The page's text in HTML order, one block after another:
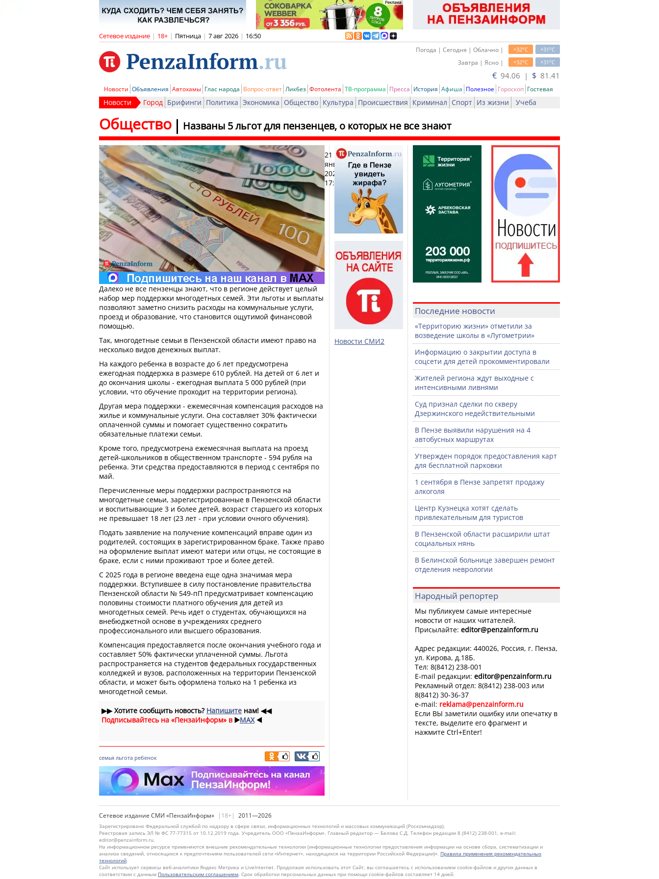
Сетевое издание | 18+ | Пятница | 7 авг 2026 | 16:50
+31oC
+32oC
Погода | Сегодня | Облачно |
+31oC
+32oC
Завтра | Ясно |
€ 94.06 | $ 81.41
Новости Объявления Автохамы Глас народа Вопрос-ответ Ликбез Фотолента ТВ-программа Пресса История Афиша Полезное Гороскоп Гостевая
Новости Город Брифинги Политика Экономика Общество Культура Происшествия Криминал Спорт Из жизни Учеба
Названы 5 льгот для пензенцев, о которых не все знают
Общество
21
января
2026,
17:34
Печать
Далеко не все пензенцы знают, что в регионе действует целый
набор мер поддержки многодетных семей. Эти льготы и выплаты
позволяют заметно снизить расходы на коммунальные услуги,
проезд и образование, что становится ощутимой финансовой
помощью.
Так, многодетные семьи в Пензенской области имеют право на
несколько видов денежных выплат.
На каждого ребенка в возрасте до 6 лет предусмотрена
ежегодная поддержка в размере 610 рублей. На детей от 6 лет и
до окончания школы - ежегодная выплата 5 000 рублей (при
условии, что обучение проходит на территории региона).
Другая мера поддержки - ежемесячная компенсация расходов на
жилье и коммунальные услуги. Она составляет 30% фактически
оплаченной суммы и помогает существенно сократить
обязательные платежи семьи.
Кроме того, предусмотрена ежемесячная выплата на проезд
детей-школьников в общественном транспорте - 594 рубля на
ребенка. Эти средства предоставляются в период с сентября по
май.
Перечисленные меры поддержки распространяются на
многодетные семьи, зарегистрированные в Пензенской области
и воспитывающие 3 и более детей, возраст старшего из которых
не превышает 18 лет (23 лет - при условии очного обучения).
Подать заявление на получение компенсаций вправе один из
родителей, состоящих в зарегистрированном браке. Также право
на оформление выплат имеют матери или отцы, не состоящие в
браке, если с ними проживают трое и более детей.
С 2025 года в регионе введена еще одна значимая мера
поддержки. Вступившее в силу постановление правительства
Пензенской области № 549-пП предусматривает компенсацию
половины стоимости платного обучения для детей из
многодетных семей. Речь идет о студентах, обучающихся на
внебюджетной основе в учреждениях среднего
профессионального или высшего образования.
Компенсация предоставляется после окончания учебного года и
составляет 50% фактически уплаченной суммы. Льгота
распространяется на студентов федеральных государственных
колледжей и вузов, расположенных на территории Пензенской
области, и может быть оформлена только на 1 ребенка из
многодетной семьи.
▶▶Хотите сообщить новость? Напишите нам! ◀◀
Подписывайтесь на «ПензаИнформ» в ▶️MAX ◀️
семья льгота ребенок
Новости СМИ2
Последние новости
«Территорию жизни» отметили за
возведение школы в «Лугометрии»
Информацию о закрытии доступа в
соцсети для детей прокомментировали
Жителей региона ждут выходные с
интенсивными ливнями
Суд признал сделки по скверу
Дзержинского недействительными
В Пензе выявили нарушения на 4
автобусных маршрутах
Утвержден порядок предоставления карт
для бесплатной парковки
1 сентября в Пензе запретят продажу
алкоголя
Центр Кузнецка хотят сделать
привлекательным для туристов
В Пензенской области расширили штат
социальных нянь
В Белинской больнице завершен ремонт
отделения неврологии
Народный репортер
Мы публикуем самые интересные
новости от наших читателей.
Присылайте: editor@penzainform.ru
Адрес редакции: 440026, Россия, г. Пенза,
ул. Кирова, д.18Б.
Тел: 8(8412) 238-001
E-mail редакции: editor@penzainform.ru
Рекламный отдел: 8(8412) 238-003 или
8(8412) 30-36-37
e-mail: reklama@penzainform.ru
Если ВЫ заметили ошибку или опечатку в
тексте, выделите его фрагмент и
нажмите Ctrl+Enter!
Сетевое издание СМИ «ПензаИнформ» |18+| 2011—2026
Зарегистрировано Федеральной службой по надзору в сфере связи, информационных технологий и массовых коммуникаций (Роскомнадзор).
Реестровая запись ЭЛ № ФС 77-77315 от 10.12.2019 года. Учредитель ООО «ПензаИнформ». Главный редактор — Белова С.Д. Телефон редакции 8 (8412) 238-001, e-mail:
editor@penzainform.ru.
На информационном ресурсе применяются внешние рекомендательные технологии (информационные технологии предоставления информации на основе сбора, систематизации и
анализа сведений, относящихся к предпочтениям пользователей сети «Интернет», находящихся на территории Российской Федерации)». Правила применения рекомендательных
технологий.
Сайт использует сервисы веб-аналитики Яндекс Метрика и LiveInternet. Продолжая использовать этот Сайт, вы соглашаетесь с использованием cookie-файлов и других данных в
соответствии с данным Пользовательским соглашением. Срок обработки персональных данных при помощи cookie-файлов составляет 14 дней.